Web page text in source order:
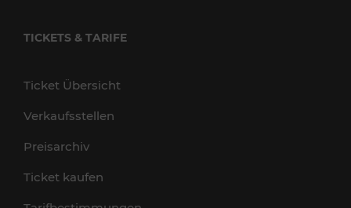
TICKETS & TARIFE
Ticket Übersicht
Verkaufsstellen
Preisarchiv
Ticket kaufen